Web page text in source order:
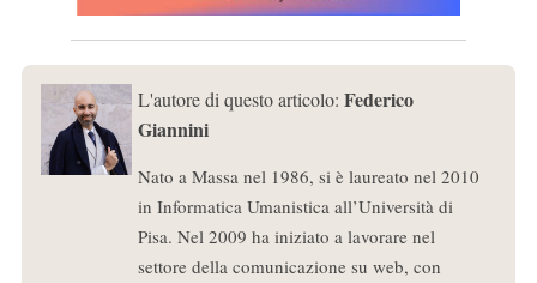
L'autore di questo articolo: Federico
Giannini
Nato a Massa nel 1986, si è laureato nel 2010
in Informatica Umanistica all’Università di
Pisa. Nel 2009 ha iniziato a lavorare nel
settore della comunicazione su web, con